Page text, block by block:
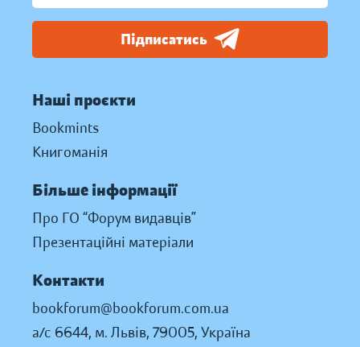
Підписатись
Наші проєкти
Bookmints
Книгоманія
Більше інформації
Про ГО “Форум видавців”
Презентаційні матеріали
Контакти
bookforum@bookforum.com.ua
а/с 6644, м. Львів, 79005, Україна